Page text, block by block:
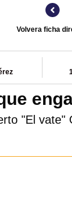
Volvera ficha
"El vate"